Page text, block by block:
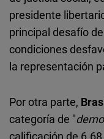
presidente
principal desafío
condiciones
la representación
Por otra parte,
categoría de "
calificación de